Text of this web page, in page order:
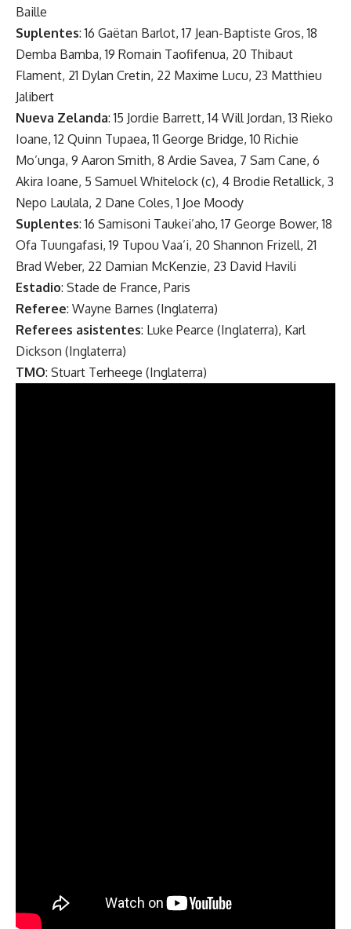
Baille
Suplentes: 16 Gaëtan Barlot, 17 Jean-Baptiste Gros, 18
Demba Bamba, 19 Romain Taofifenua, 20 Thibaut
Flament, 21 Dylan Cretin, 22 Maxime Lucu, 23 Matthieu
Jalibert
Nueva Zelanda: 15 Jordie Barrett, 14 Will Jordan, 13 Rieko
Ioane, 12 Quinn Tupaea, 11 George Bridge, 10 Richie
Mo’unga, 9 Aaron Smith, 8 Ardie Savea, 7 Sam Cane, 6
Akira Ioane, 5 Samuel Whitelock (c), 4 Brodie Retallick, 3
Nepo Laulala, 2 Dane Coles, 1 Joe Moody
Suplentes: 16 Samisoni Taukei’aho, 17 George Bower, 18
Ofa Tuungafasi, 19 Tupou Vaa’i, 20 Shannon Frizell, 21
Brad Weber, 22 Damian McKenzie, 23 David Havili
Estadio: Stade de France, Paris
Referee: Wayne Barnes (Inglaterra)
Referees asistentes: Luke Pearce (Inglaterra), Karl
Dickson (Inglaterra)
TMO: Stuart Terheege (Inglaterra)